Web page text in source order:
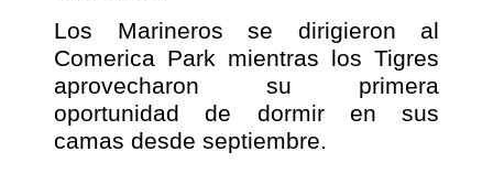
Los Marineros se dirigieron al
Comerica Park mientras los Tigres
aprovecharon su primera
oportunidad de dormir en sus
camas desde septiembre.